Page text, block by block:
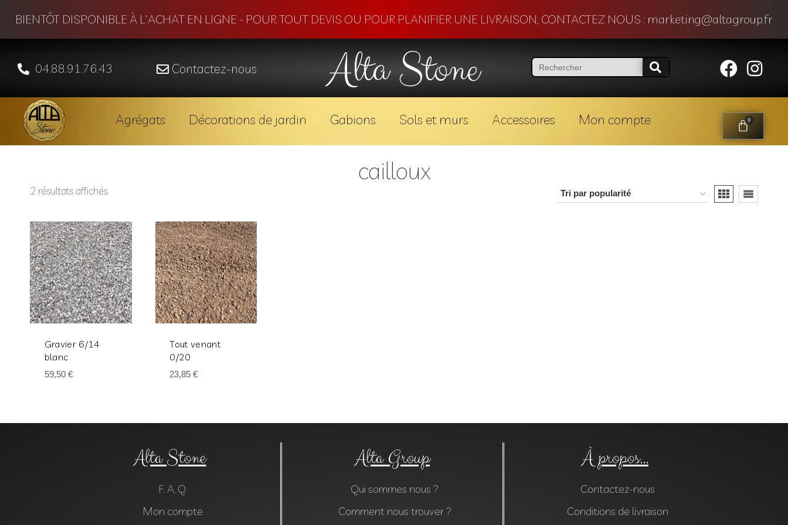
BIENTÔT DISPONIBLE À L'ACHAT EN LIGNE - POUR TOUT DEVIS OU POUR PLANIFIER UNE LIVRAISON, CONTACTEZ NOUS : marketing@altagroup.fr
04.88.91.76.43 Contactez-nous Alta Stone
Agrégats Décorations de jardin Gabions Sols et murs Accessoires Mon compte 0
cailloux
2 résultats affichés
Gravier 6/14
blanc
59,50 €
Tout venant
0/20
23,85€
Alta Stone
F. A. Q.
Mon compte
Alta Group
Qui sommes nous ?
Comment nous trouver ?
À propos...
Contactez-nous
Conditions de livraison